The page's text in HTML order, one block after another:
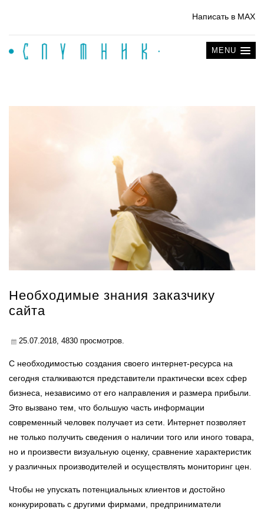
MENU
Написать в MAX
Необходимые знания заказчику
сайта
25.07.2018, 4830 просмотров.
С необходимостью создания своего интернет-ресурса на
сегодня сталкиваются представители практически всех сфер
бизнеса, независимо от его направления и размера прибыли.
Это вызвано тем, что большую часть информации
современный человек получает из сети. Интернет позволяет
не только получить сведения о наличии того или иного товара,
но и произвести визуальную оценку, сравнение характеристик
у различных производителей и осуществлять мониторинг цен.
Чтобы не упускать потенциальных клиентов и достойно
конкурировать с другими фирмами, предприниматели